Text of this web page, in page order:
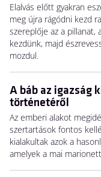
Elalvás előtt gyakran
meg újra rágódni kezd
szereplője az a
kezdünk, majd
mozdul.
A báb az igazság
történetéről
Az emberi alakot
szertartások fontos
kialakultak azok a
amelyek a mai